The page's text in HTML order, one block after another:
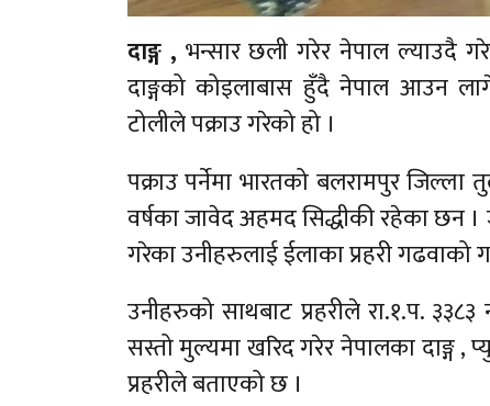
दाङ्ग , भन्सार छली गरेर नेपाल ल्याउदै
दाङ्गको कोइलाबास हुँदै नेपाल आउन
टोलीले पक्राउ गरेको हो ।
पक्राउ पर्नेमा भारतको बलरामपुर
वर्षका जावेद अहमद सिद्धीकी रहेका छन ।
गरेका उनीहरुलाई ईलाका प्रहरी गढवाको
उनीहरुको साथबाट प्रहरीले रा.१.प.
सस्तो मुल्यमा खरिद गरेर नेपालका दाङ्ग ,
प्रहरीले बताएको छ ।